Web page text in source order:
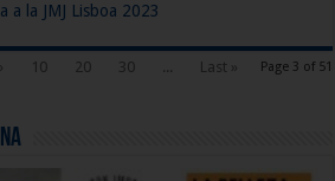
a la JMJ Lisboa 2023
Page 3 of 51
10 20 30 ... Last »